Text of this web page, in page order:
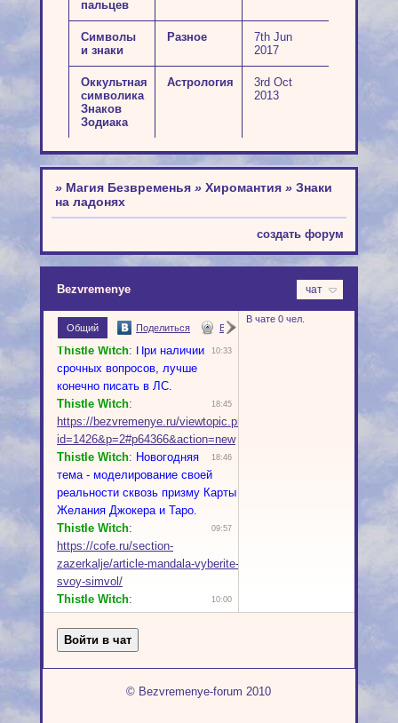
пальцев
Символы
и знаки
Разное
7th Jun
2017
Оккультная
символика
Знаков
Зодиака
Астрология
3rd Oct
2013
» Магия Безвременья » Хиромантия » Знаки
на ладонях
создать форум
© Bezvremenye-forum 2010